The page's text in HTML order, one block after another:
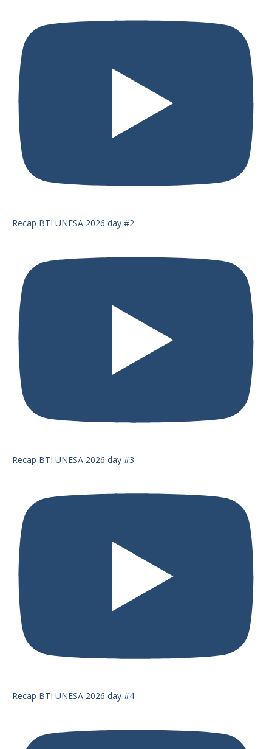
Recap BTI UNESA 2026 day #2
Recap BTI UNESA 2026 day #3
Recap BTI UNESA 2026 day #4